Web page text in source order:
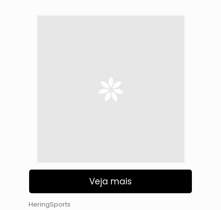
Veja mais
HeringSports